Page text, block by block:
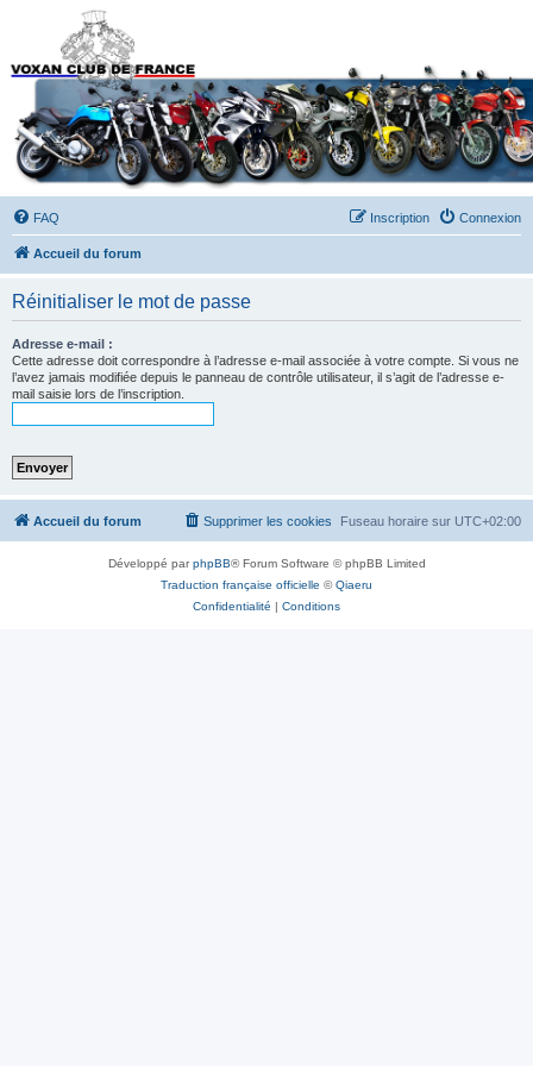
Forums du Voxan Club
de France
FAQ Connexion
Inscription
Accueil du forum
Réinitialiser le mot de passe
Adresse e-mail :
Cette adresse doit correspondre à l’adresse e-mail associée à votre compte. Si vous ne
l’avez jamais modifiée depuis le panneau de contrôle utilisateur, il s’agit de l’adresse e-
mail saisie lors de l’inscription.
Accueil du forum Fuseau horaire sur UTC+02:00
Supprimer les cookies
Développé parphpBB® Forum Software © phpBB Limited
Traduction française officielle ©Qiaeru
Confidentialité
Conditions